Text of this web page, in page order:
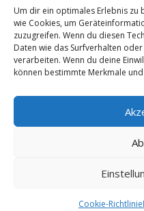
Um dir ein optimales Erlebnis zu
wie Cookies, um
zuzugreifen. Wenn du diesen
Daten wie das Surfverhalten
verarbeiten. Wenn du deine
können bestimmte Merkmale
Cookie-Richtlinie
Kontakt
Copyright 2026 |
Rechte vorbehalten
Werbepartnern. Wenn